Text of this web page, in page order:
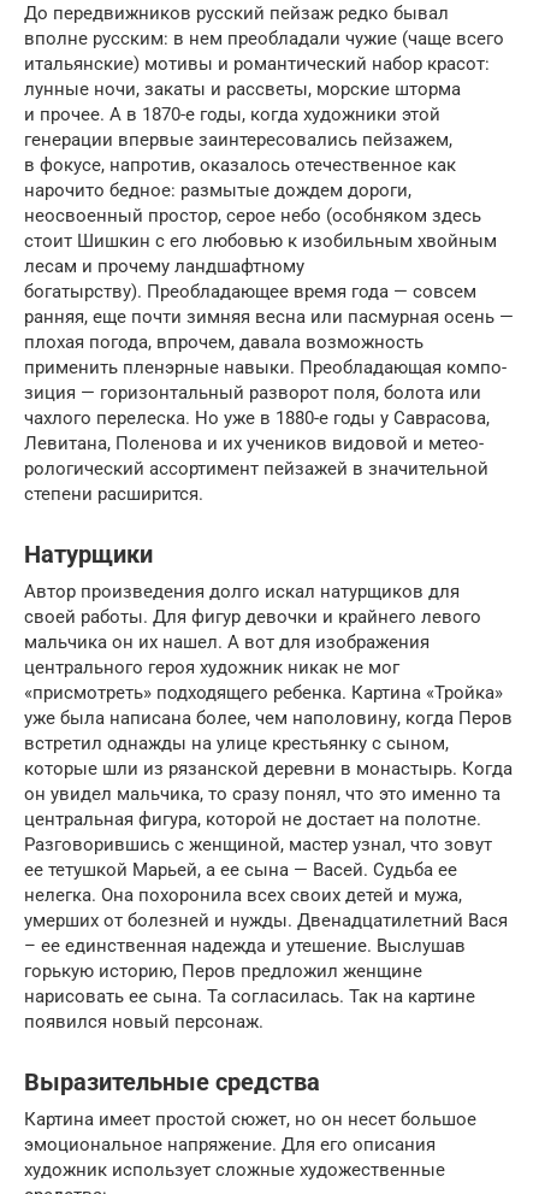
До передвижников русский пейзаж редко бывал
вполне русским: в нем преобладали чужие (чаще всего
итальянские) мотивы и романтический набор красот:
лунные ночи, закаты и рассветы, морские шторма
и прочее. А в 1870-е годы, когда художники этой
генерации впервые заинтересовались пейзажем,
в фокусе, напротив, оказалось отечественное как
нарочито бедное: размытые дождем дороги,
неосвоенный простор, серое небо (особняком здесь
стоит Шишкин с его любовью к изобильным хвойным
лесам и прочему ландшафтному
богатырству). Преобладающее время года — совсем
ранняя, еще почти зимняя весна или пасмурная осень —
плохая погода, впрочем, давала возможность
применить пленэрные навыки. Преобладающая компо­
зиция — горизонтальный разворот поля, болота или
чахлого перелеска. Но уже в 1880-е годы у Саврасова,
Левитана, Поленова и их учеников видовой и метео­
рологический ассортимент пейзажей в значительной
степени расширится.
Натурщики
Автор произведения долго искал натурщиков для
своей работы. Для фигур девочки и крайнего левого
мальчика он их нашел. А вот для изображения
центрального героя художник никак не мог
«присмотреть» подходящего ребенка. Картина «Тройка»
уже была написана более, чем наполовину, когда Перов
встретил однажды на улице крестьянку с сыном,
которые шли из рязанской деревни в монастырь. Когда
он увидел мальчика, то сразу понял, что это именно та
центральная фигура, которой не достает на полотне.
Разговорившись с женщиной, мастер узнал, что зовут
ее тетушкой Марьей, а ее сына — Васей. Судьба ее
нелегка. Она похоронила всех своих детей и мужа,
умерших от болезней и нужды. Двенадцатилетний Вася
– ее единственная надежда и утешение. Выслушав
горькую историю, Перов предложил женщине
нарисовать ее сына. Та согласилась. Так на картине
появился новый персонаж.
Выразительные средства
Картина имеет простой сюжет, но он несет большое
эмоциональное напряжение. Для его описания
художник использует сложные художественные